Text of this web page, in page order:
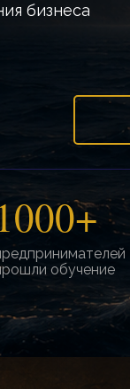
бизнеса
обучение